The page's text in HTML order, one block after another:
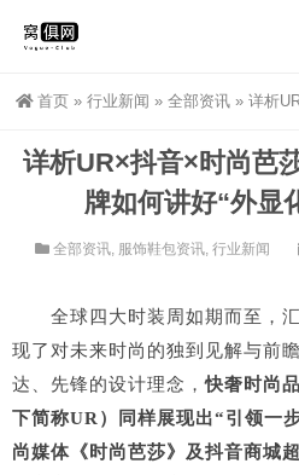
首页 » 行业新闻 » 全部资讯 » 详析UR×抖
详析UR×抖音×时尚芭
牌如何讲好“外显
全部资讯, 服饰鞋包资讯, 行业新闻
全球四大时装周如期而至，
现了对未来时尚的独到见解与前
达、先锋的设计理念，快奢时尚
下简称UR）同样展现出“引领一
尚媒体《时尚芭莎》及抖音商城